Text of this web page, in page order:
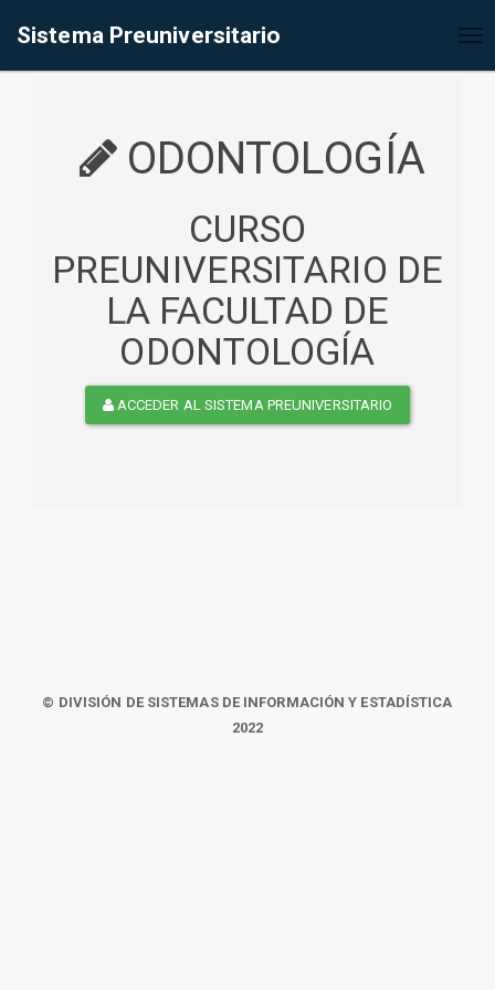
Sistema Preuniversitario
ODONTOLOGÍA
CURSO
PREUNIVERSITARIO DE
LA FACULTAD DE
ODONTOLOGÍA
ACCEDER AL SISTEMA PREUNIVERSITARIO
© DIVISIÓN DE SISTEMAS DE INFORMACIÓN Y ESTADÍSTICA
2022